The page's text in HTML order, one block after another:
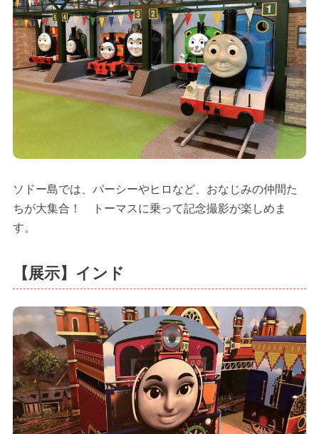
ソドー島では、パーシーやヒロなど、おなじみの仲間た
ちが大集合！ トーマスに乗って記念撮影が楽しめま
す。
【展示】インド